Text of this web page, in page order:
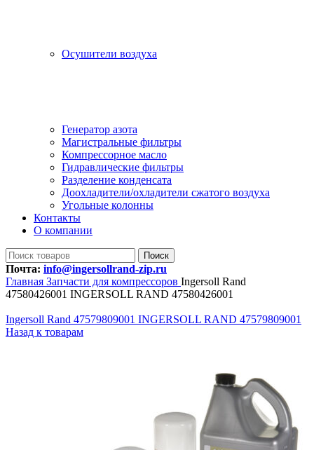
Осушители воздуха
Генератор азота
Магистральные фильтры
Компрессорное масло
Гидравлические фильтры
Разделение конденсата
Доохладители/охладители сжатого воздуха
Угольные колонны
Контакты
О компании
Поиск
Почта: info@ingersollrand-zip.ru
Главная Запчасти для компрессоров Ingersoll Rand
47580426001 INGERSOLL RAND 47580426001
Ingersoll Rand 47579809001 INGERSOLL RAND 47579809001
Назад к товарам